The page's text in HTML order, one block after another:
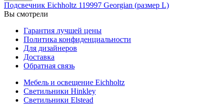
Подсвечник Eichholtz 119997 Georgian (размер L)
Вы смотрели
Гарантия лучшей цены
Политика конфиденциальности
Для дизайнеров
Доставка
Обратная связь
Мебель и освещение Eichholtz
Светильники Hinkley
Светильники Elstead